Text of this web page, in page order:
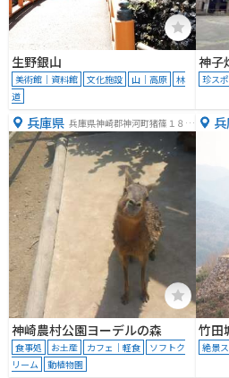
生野銀山
美術館｜資料館 文化施設 山｜高原
林
道
神子
珍ス
兵庫県 兵庫県神崎郡神河町猪篠１８６
８
神崎農村公園ヨーデルの森
食事処 お土産 カフェ｜軽食
ソフトク
リーム
動植物園
竹田
絶景